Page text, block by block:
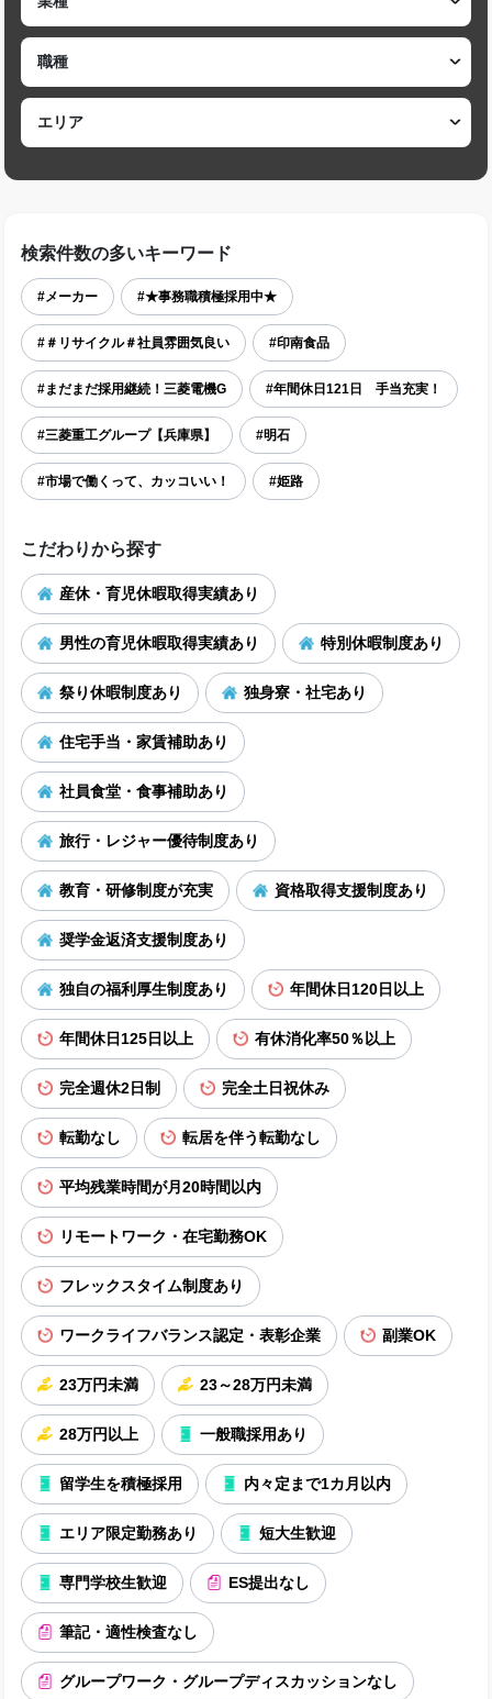
検索件数の多いキーワード
#メーカー #★事務職積極採用中★
#＃リサイクル＃社員雰囲気良い #印南食品
#まだまだ採用継続！三菱電機G #年間休日121日 手当充実！
#三菱重工グループ【兵庫県】 #明石
#市場で働くって、カッコいい！ #姫路
こだわりから探す
産休・育児休暇取得実績あり
男性の育児休暇取得実績あり 特別休暇制度あり
祭り休暇制度あり 独身寮・社宅あり
住宅手当・家賃補助あり
社員食堂・食事補助あり
旅行・レジャー優待制度あり
教育・研修制度が充実 資格取得支援制度あり
奨学金返済支援制度あり
独自の福利厚生制度あり 年間休日120日以上
年間休日125日以上 有休消化率50％以上
完全週休2日制 完全土日祝休み
転勤なし 転居を伴う転勤なし
平均残業時間が月20時間以内
リモートワーク・在宅勤務OK
フレックスタイム制度あり
ワークライフバランス認定・表彰企業 副業OK
23万円未満 23～28万円未満
28万円以上 一般職採用あり
留学生を積極採用 内々定まで1カ月以内
エリア限定勤務あり 短大生歓迎
専門学校生歓迎 ES提出なし
筆記・適性検査なし
グループワーク・グループディスカッションなし